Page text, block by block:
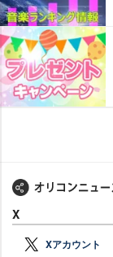
X
Xアカウント